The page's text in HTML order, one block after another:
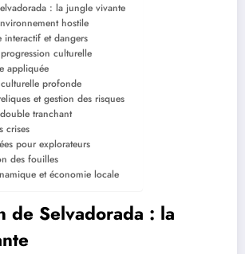
: la jungle vivante
hostile
interactif et dangers
culturelle
appliquée
profonde
et gestion des risques
tranchant
crises
pour explorateurs
des fouilles
et économie locale
de Selvadorada : la